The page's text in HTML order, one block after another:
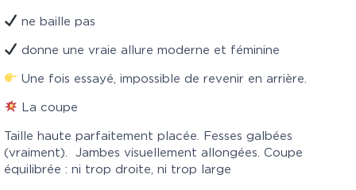
ne baille pas
donne une vraie allure moderne et féminine
Une fois essayé, impossible de revenir en arrière.
La coupe
Taille haute parfaitement placée. Fesses galbées
(vraiment). Jambes visuellement allongées. Coupe
équilibrée : ni trop droite, ni trop large